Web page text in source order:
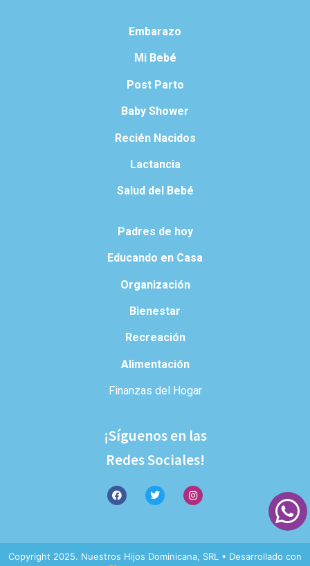
Embarazo
Mi Bebé
Post Parto
Baby Shower
Recién Nacidos
Lactancia
Salud del Bebé
Padres de hoy
Educando en Casa
Organización
Bienestar
Recreación
Alimentación
Finanzas del Hogar
¡Síguenos en las
Redes Sociales!
Copyright 2025. Nuestros Hijos Dominicana, SRL • Desarrollado con